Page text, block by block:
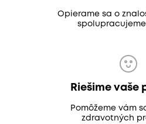
Opierame sa o
Riešime vaše
Pomôžeme vám
zdravotných